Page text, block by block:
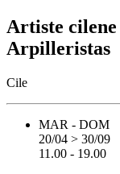
Artiste
Arpilleristas
Cile
MAR - DOM
20/04 > 30/09
11.00 - 19.00